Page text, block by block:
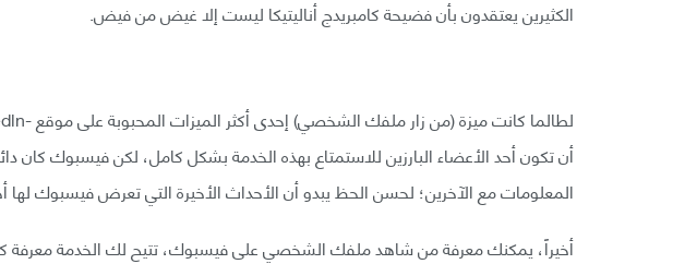
الكثيرين يعتقدون بأن فضيحة كامبريدج أناليتيكا ليست إلا غيض من فيض.
أن تكون أحد الأعضاء البارزين للاستمتاع بهذه الخدمة بشكل كامل، لكن فيسبوك كان
المعلومات مع الآخرين؛ لحسن الحظ يبدو أن الأحداث الأخيرة التي تعرض فيسبوك لها
أخيراً، يمكنك معرفة من شاهد ملفك الشخصي على فيسبوك، تتيح لك الخدمة